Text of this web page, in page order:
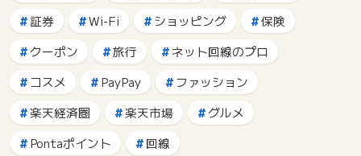
証券
Wi-Fi ショッピング
保険
クーポン
旅行
ネット回線のプロ
コスメ
PayPay
ファッション
楽天経済圏
楽天市場
グルメ
Pontaポイント
回線